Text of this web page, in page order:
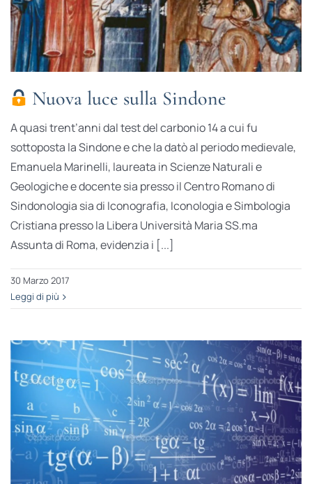
Nuova luce sulla Sindone
A quasi trent’anni dal test del carbonio 14 a cui fu
sottoposta la Sindone e che la datò al periodo medievale,
Emanuela Marinelli, laureata in Scienze Naturali e
Geologiche e docente sia presso il Centro Romano di
Sindonologia sia di Iconografia, Iconologia e Simbologia
Cristiana presso la Libera Università Maria SS.ma
Assunta di Roma, evidenzia i [...]
30 Marzo 2017
Leggi di più